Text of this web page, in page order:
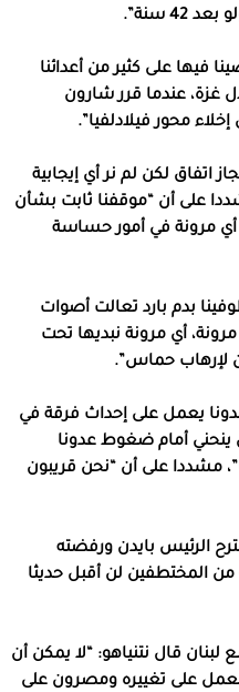
سنة”.
3 حروب قضينا فيها على كثير من أعدائنا
غزة، عندما قرر شارون
محور فيلادلفيا”.
اتفاق لكن لم نر أي إيجابية
على أن “موقفنا ثابت بشأن
أي مرونة في أمور حساسة
بدم بارد تعالت أصوات
أي مرونة نبديها تحت
لإرهاب حماس”.
يعمل على إحداث فرقة في
أمام ضغوط عدونا
مشددا على أن “نحن قريبون
على مقترح الرئيس بايدن ورفضته
المختطفين لن أقبل حديثا
قال نتنياهو: “لا يمكن أن
على تغييره ومصرون على